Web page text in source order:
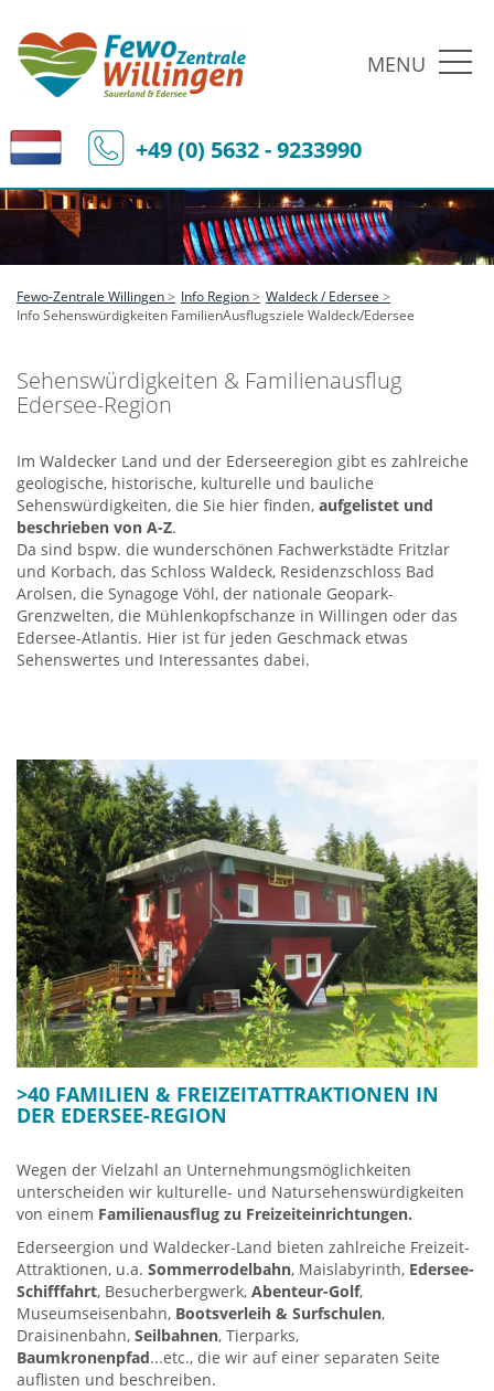
MENU
+49 (0) 5632 - 9233990
Fewo-Zentrale Willingen Info Region
Waldeck / Edersee
Info Sehenswürdigkeiten FamilienAusflugsziele Waldeck/Edersee
Sehenswürdigkeiten & Familienausflug
Edersee-Region
Im Waldecker Land und der Ederseeregion gibt es zahlreiche
geologische, historische, kulturelle und bauliche
Sehenswürdigkeiten, die Sie hier finden, aufgelistet und
beschrieben von A-Z.
Da sind bspw. die wunderschönen Fachwerkstädte Fritzlar
und Korbach, das Schloss Waldeck, Residenzschloss Bad
Arolsen, die Synagoge Vöhl, der nationale Geopark-
Grenzwelten, die Mühlenkopfschanze in Willingen oder das
Edersee-Atlantis. Hier ist für jeden Geschmack etwas
Sehenswertes und Interessantes dabei.
>40 FAMILIEN & FREIZEITATTRAKTIONEN IN
DER EDERSEE-REGION
Wegen der Vielzahl an Unternehmungsmöglichkeiten
unterscheiden wir kulturelle- und Natursehenswürdigkeiten
von einem Familienausflug zu Freizeiteinrichtungen.
Ederseergion und Waldecker-Land bieten zahlreiche Freizeit-
Attraktionen, u.a. Sommerrodelbahn, Maislabyrinth, Edersee-
Schifffahrt, Besucherbergwerk, Abenteur-Golf,
Museumseisenbahn, Bootsverleih & Surfschulen,
Draisinenbahn, Seilbahnen, Tierparks,
Baumkronenpfad...etc., die wir auf einer separaten Seite
auflisten und beschreiben.